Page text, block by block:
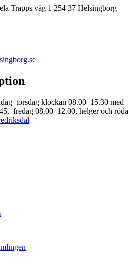
Trapps väg 1 254 37 Helsingborg
klockan 08.00–15.30 med
fredag 08.00–12.00, helger och röda